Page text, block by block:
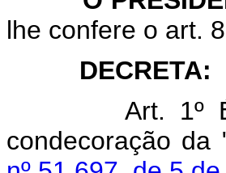
lhe confere o art.
DECRETA:
Art. 1º
condecoração